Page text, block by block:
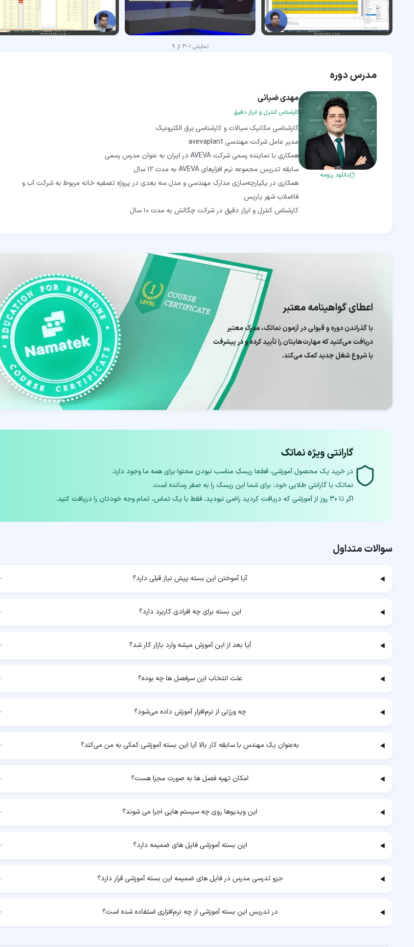
نمایش 1
–
3 از9
مدرس دوره
دانلود رزومه
مهدی ضیائی
کارشناس کنترل و ابزار دقیق
همکاری در یکپارچه‌سازی مدارک مهندسی و مدل سه بعدی در پروژه تصفیه خانه مربوط به شرکت آب و
کارشناس کنترل و ابزار دقیق در شرکت چگالش به مدت 10 سال
اعطای گواهینامه معتبر
با گذراندن دوره و قبولی در آزمون نماتک، مدرک معتبر
دریافت می‌کنید که مهارت‌هایتان را تأیید کرده و در پیشرفت
یا شروع شغل جدید کمک می‌کند.
گارانتی ویژه نماتک
اگر تا ۳۰ روز از آموزشی که دریافت کردید راضی نبودید، فقط با یک تماس، تمام وجه خودتان را دریافت کنید.
سوالات متداول
آیا آموختن این بسته پیش نیاز قبلی دارد؟
این بسته برای چه افرادی کاربرد دارد؟
آیا بعد از این آموزش میشه وارد بازار کار شد؟
علت انتخاب این سرفصل ها چه بوده؟
چه ورژنی از نرم‌افزار آموزش داده می‌شود؟
به‌عنوان یک مهندس با سابقه کار بالا آیا این بسته آموزشی کمکی به من می‌کند؟
امکان تهیه فصل ها به صورت مجزا هست؟
این ویدیوها روی چه سیستم هایی اجرا می شوند؟
این بسته آموزشی فایل های ضمیمه دارد؟
جزو تدرسی مدرس در فایل های ضمیمه این بسته آموزشی قرار دارد؟
در تدریس این بسته آموزشی از چه نرم‌افزاری استفاده شده است؟